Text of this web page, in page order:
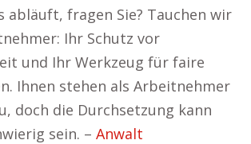
abläuft, fragen Sie? Tauchen wir
Ihr Schutz vor
und Ihr Werkzeug für faire
Ihnen stehen als Arbeitnehmer
doch die Durchsetzung kann
sein. – Anwalt